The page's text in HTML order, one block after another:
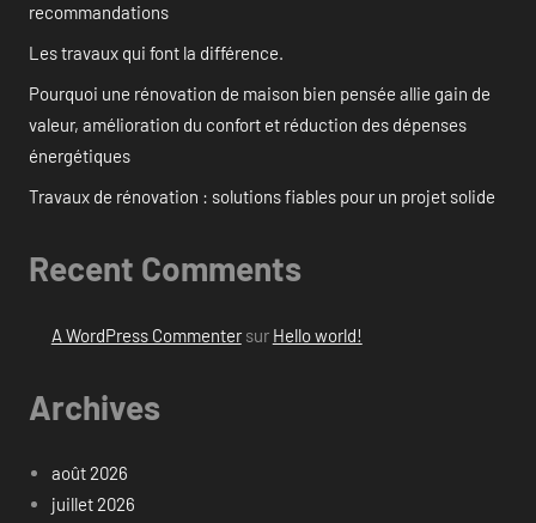
recommandations
Les travaux qui font la différence.
Pourquoi une rénovation de maison bien pensée allie gain de
valeur, amélioration du confort et réduction des dépenses
énergétiques
Travaux de rénovation : solutions fiables pour un projet solide
Recent Comments
A WordPress Commentersur Hello world!
Archives
août 2026
juillet 2026